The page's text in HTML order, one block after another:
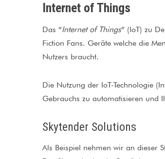
Internet of Things
Das “Internet of Things” (IoT) zu
Fiction Fans. Geräte welche die
Nutzers braucht.
Die Nutzung der IoT-Technologie
Gebrauchs zu automatisieren und
Skytender Solutions
Als Beispiel nehmen wir an dieser